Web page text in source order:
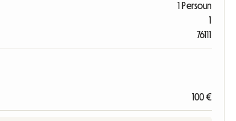
1 Persoun
1
76111
100 €